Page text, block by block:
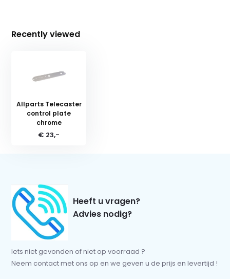
Recently viewed
Allparts Telecaster
control plate
chrome
€ 23,-
Heeft u vragen?
Advies nodig?
Iets niet gevonden of niet op voorraad ?
Neem contact met ons op en we geven u de prijs en levertijd !